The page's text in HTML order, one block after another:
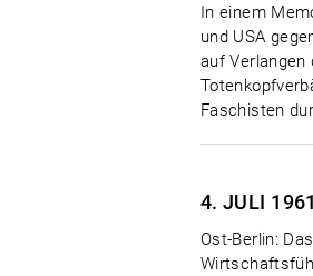
In einem
und USA
auf Verlangen
Faschisten
4. JULI 1961
Ost-Berlin: